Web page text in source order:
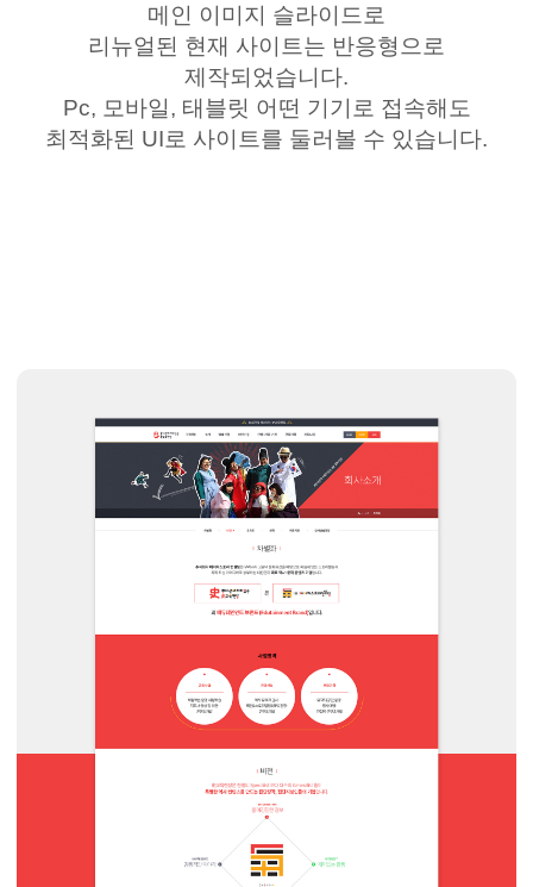
메인 이미지 슬라이드로
리뉴얼된 현재 사이트는 반응형으로
제작되었습니다.
Pc, 모바일, 태블릿 어떤 기기로 접속해도
최적화된 UI로 사이트를 둘러볼 수 있습니다.